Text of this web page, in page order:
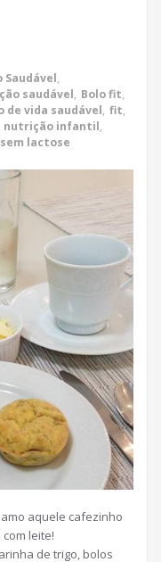
,
saudável, Bolo fit,
de vida saudável, fit,
nutrição infantil,
sem lactose
aquele cafezinho
leite!
de trigo, bolos